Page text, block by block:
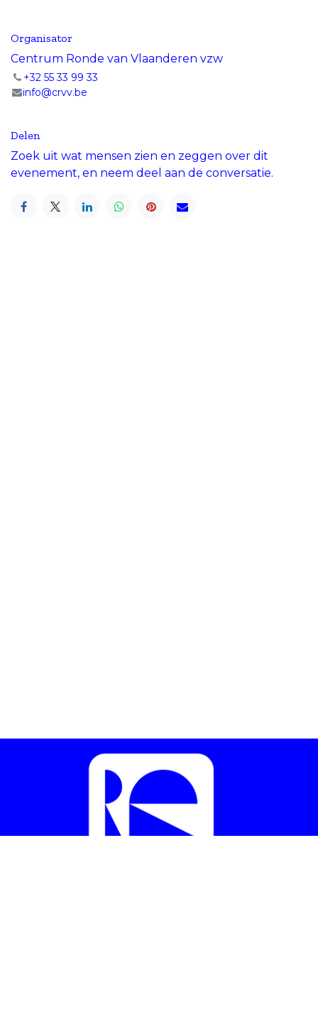
Organisator
Centrum Ronde van Vlaanderen vzw
+32 55 33 99 33
info@crvv.be
Delen
Zoek uit wat mensen zien en zeggen over dit
evenement, en neem deel aan de conversatie.